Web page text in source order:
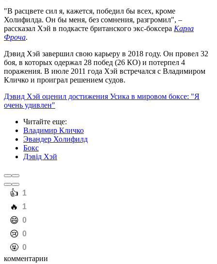
"В расцвете сил я, кажется, победил бы всех, кроме
Холифилда. Он бы меня, без сомнения, разгромил", –
рассказал Хэй в подкасте британского экс-боксера Карла
Фроча.
Дэвид Хэй завершил свою карьеру в 2018 году. Он провел 32
боя, в которых одержал 28 побед (26 КО) и потерпел 4
поражения. В июле 2011 года Хэй встречался с Владимиром
Кличко и проиграл решением судов.
Дэвид Хэй оценил достижения Усика в мировом боксе: "Я
очень удивлен"
Читайте еще:
Владимир Кличко
Эвандер Холифилд
Бокс
Дэвід Хэй
️👍 1
️🔥 1
️😄 0
️😢 0
️🤬 0
комментарии